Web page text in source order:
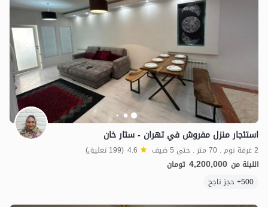
استئجار منزل مفروش في تهران - ستار خان
2 غرفة نوم . 70 متر . حتى 5 ضيف 4.6 (199 تعليق)
الليلة من 4,200,000 تومان
500+ حجز ناجح